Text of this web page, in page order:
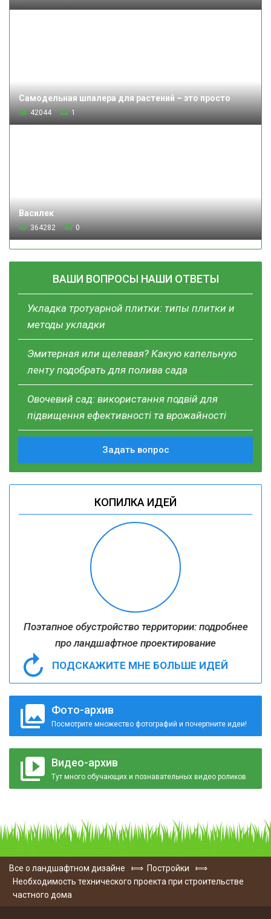
Самодельная шпалера для растений – это просто
42044 1
Василек
364282 0
ВАШИ ВОПРОСЫ НАШИ ОТВЕТЫ
Укладка тротуарной плитки: типы плитки и
методы укладки
Эмитерная или щелевая? Какую капельную
ленту подобрать для полива сада
Овочевий сад: використання подвій для
підвищення ефективності та врожайності
Задать вопрос
КОПИЛКА ИДЕЙ
Поэтапное обустройство территории: подробнее
про ландшафтное проектирование
ПОДСКАЖИТЕ МНЕ БОЛЬШЕ ИДЕЙ
Фото-архив
Посмотрите множество фотографий и почерпните идеи!
Видео-архив
Тут много обучающих и познавательных видео роликов
Все о ландшафтном дизайне ⟾ Постройки
⟾
Необходимость технического проекта при строительстве
частного дома